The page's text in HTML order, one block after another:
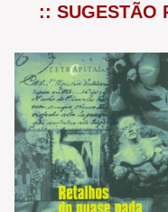
:: SUGESTÃO